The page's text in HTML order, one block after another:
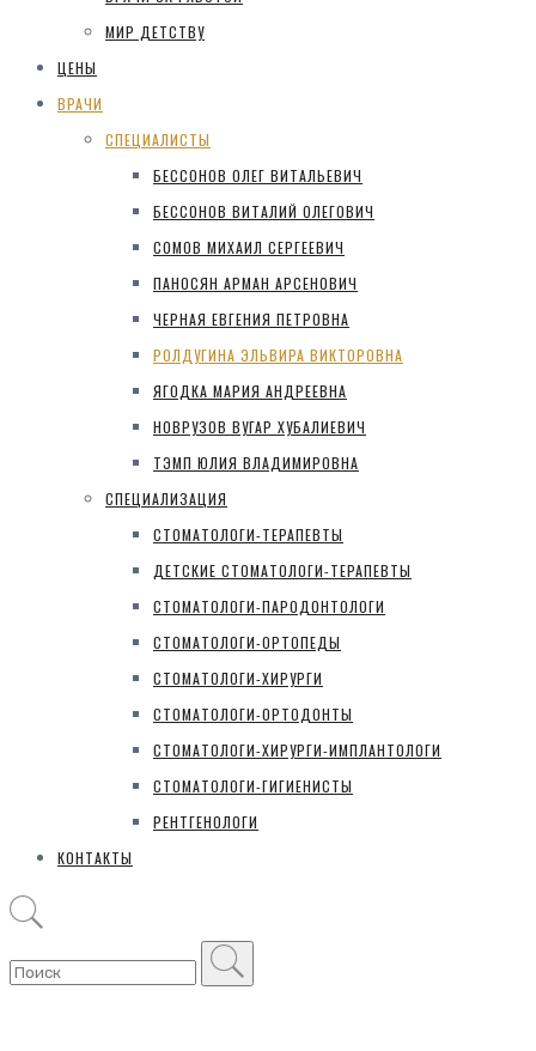
МИР ДЕТСТВУ
ЦЕНЫ
ВРАЧИ
СПЕЦИАЛИСТЫ
БЕССОНОВ ОЛЕГ ВИТАЛЬЕВИЧ
БЕССОНОВ ВИТАЛИЙ ОЛЕГОВИЧ
СОМОВ МИХАИЛ СЕРГЕЕВИЧ
ПАНОСЯН АРМАН АРСЕНОВИЧ
ЧЕРНАЯ ЕВГЕНИЯ ПЕТРОВНА
РОЛДУГИНА ЭЛЬВИРА ВИКТОРОВНА
ЯГОДКА МАРИЯ АНДРЕЕВНА
НОВРУЗОВ ВУГАР ХУБАЛИЕВИЧ
ТЭМП ЮЛИЯ ВЛАДИМИРОВНА
СПЕЦИАЛИЗАЦИЯ
СТОМАТОЛОГИ-ТЕРАПЕВТЫ
ДЕТСКИЕ СТОМАТОЛОГИ-ТЕРАПЕВТЫ
СТОМАТОЛОГИ-ПАРОДОНТОЛОГИ
СТОМАТОЛОГИ-ОРТОПЕДЫ
СТОМАТОЛОГИ-ХИРУРГИ
СТОМАТОЛОГИ-ОРТОДОНТЫ
СТОМАТОЛОГИ-ХИРУРГИ-ИМПЛАНТОЛОГИ
СТОМАТОЛОГИ-ГИГИЕНИСТЫ
РЕНТГЕНОЛОГИ
КОНТАКТЫ